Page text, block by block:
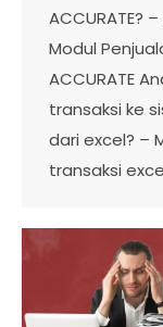
ACCURATE?
Modul
ACCURATE
transaksi ke
dari excel? –
transaksi